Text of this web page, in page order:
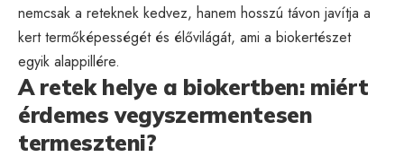
nemcsak a reteknek kedvez, hanem hosszú távon javítja a
kert termőképességét és élővilágát, ami a biokertészet
egyik alappillére.
A retek helye a biokertben: miért
érdemes vegyszermentesen
termeszteni?